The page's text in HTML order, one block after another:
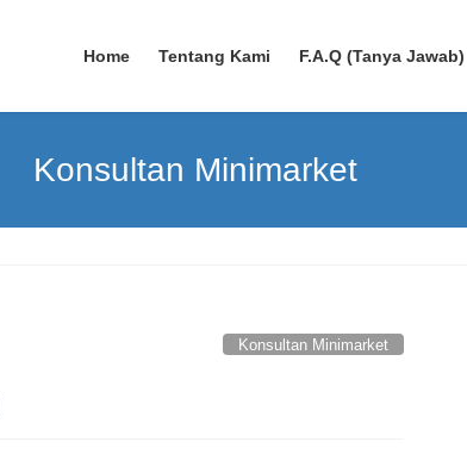
Home Tentang Kami F.A.Q (Tanya Jawab)
Konsultan Minimarket
Konsultan Minimarket